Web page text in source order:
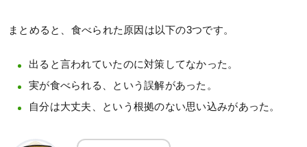
まとめると、食べられた原因は以下の3つです。
出ると言われていたのに対策してなかった。
実が食べられる、という誤解があった。
自分は大丈夫、という根拠のない思い込みがあった。